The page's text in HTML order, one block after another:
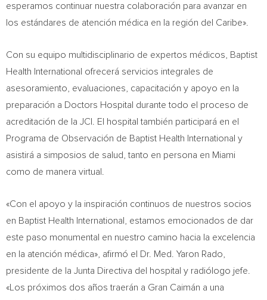
esperamos continuar nuestra colaboración para avanzar en
los estándares de atención médica en la región del Caribe».
Con su equipo multidisciplinario de expertos médicos, Baptist
Health International ofrecerá servicios integrales de
asesoramiento, evaluaciones, capacitación y apoyo en la
preparación a Doctors Hospital durante todo el proceso de
acreditación de la JCI. El hospital también participará en el
Programa de Observación de Baptist Health International y
asistirá a simposios de salud, tanto en persona en Miami
como de manera virtual.
«Con el apoyo y la inspiración continuos de nuestros socios
en Baptist Health International, estamos emocionados de dar
este paso monumental en nuestro camino hacia la excelencia
en la atención médica», afirmó el Dr. Med. Yaron Rado
presidente de la Junta Directiva del hospital y radiólogo jefe.
«Los próximos dos años traerán a Gran Caimán a una